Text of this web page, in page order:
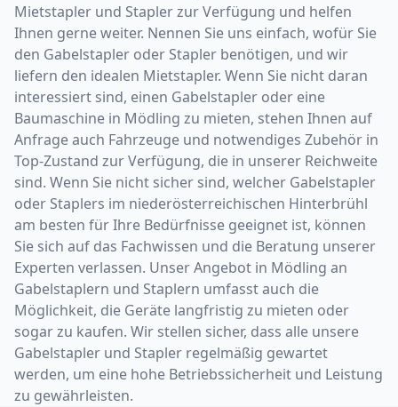
Mietstapler und Stapler zur Verfügung und helfen
Ihnen gerne weiter. Nennen Sie uns einfach, wofür Sie
den Gabelstapler oder Stapler benötigen, und wir
liefern den idealen Mietstapler. Wenn Sie nicht daran
interessiert sind, einen Gabelstapler oder eine
Baumaschine in Mödling zu mieten, stehen Ihnen auf
Anfrage auch Fahrzeuge und notwendiges Zubehör in
Top-Zustand zur Verfügung, die in unserer Reichweite
sind. Wenn Sie nicht sicher sind, welcher Gabelstapler
oder Staplers im niederösterreichischen Hinterbrühl
am besten für Ihre Bedürfnisse geeignet ist, können
Sie sich auf das Fachwissen und die Beratung unserer
Experten verlassen. Unser Angebot in Mödling an
Gabelstaplern und Staplern umfasst auch die
Möglichkeit, die Geräte langfristig zu mieten oder
sogar zu kaufen. Wir stellen sicher, dass alle unsere
Gabelstapler und Stapler regelmäßig gewartet
werden, um eine hohe Betriebssicherheit und Leistung
zu gewährleisten.